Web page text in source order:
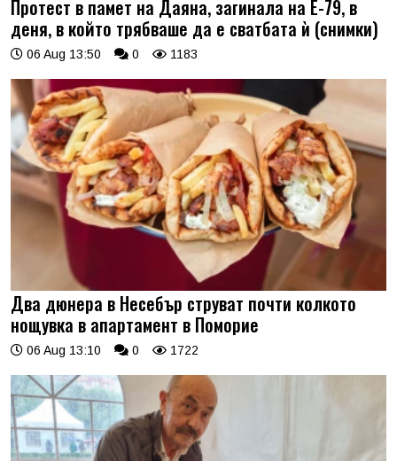
Протест в памет на Даяна, загинала на Е-79, в
деня, в който трябваше да е сватбата ѝ (снимки)
06 Aug 13:50 0 1183
Два дюнера в Несебър струват почти колкото
нощувка в апартамент в Поморие
06 Aug 13:10 0 1722